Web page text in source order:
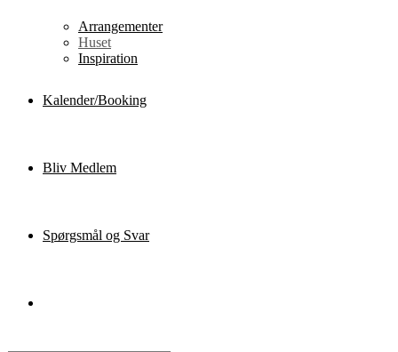
Arrangementer
Huset
Inspiration
Kalender/Booking
Bliv Medlem
Spørgsmål og Svar